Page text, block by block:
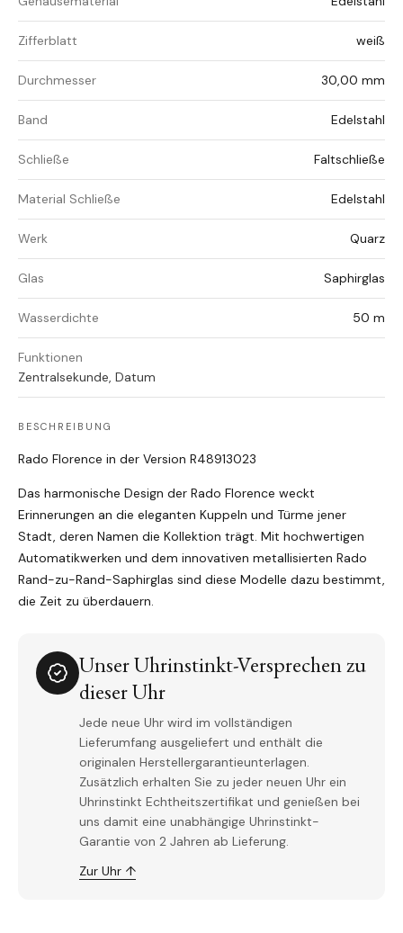
Zifferblatt weiß
Durchmesser 30,00 mm
Band Edelstahl
Schließe Faltschließe
Material Schließe Edelstahl
Werk Quarz
Glas Saphirglas
Wasserdichte 50 m
Funktionen
Zentralsekunde, Datum
BESCHREIBUNG
Rado Florence in der Version R48913023
Das harmonische Design der Rado Florence weckt
Erinnerungen an die eleganten Kuppeln und Türme jener
Stadt, deren Namen die Kollektion trägt. Mit hochwertigen
Automatikwerken und dem innovativen metallisierten Rado
Rand-zu-Rand-Saphirglas sind diese Modelle dazu bestimmt,
die Zeit zu überdauern.
Unser Uhrinstinkt-Versprechen zu
dieser Uhr
Jede neue Uhr wird im vollständigen
Lieferumfang ausgeliefert und enthält die
originalen Herstellergarantieunterlagen.
Zusätzlich erhalten Sie zu jeder neuen Uhr ein
Uhrinstinkt Echtheitszertifikat und genießen bei
uns damit eine unabhängige Uhrinstinkt-
Garantie von 2 Jahren ab Lieferung.
Zur Uhr ↑